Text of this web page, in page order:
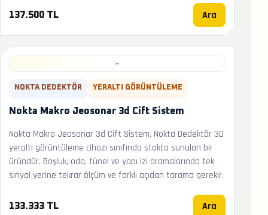
137.500 TL Ara
NOKTA DEDEKTÖR YERALTI GÖRÜNTÜLEME
Nokta Makro Jeosonar 3d Cift Sistem
Nokta Makro Jeosonar 3d Cift Sistem, Nokta Dedektör 3D
yeraltı görüntüleme cihazı sınıfında stokta sunulan bir
üründür. Boşluk, oda, tünel ve yapı izi aramalarında tek
sinyal yerine tekrar ölçüm ve farklı açıdan tarama gerekir.
133.333 TL Ara